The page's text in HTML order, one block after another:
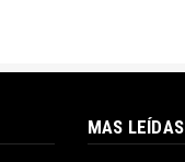
MAS LEÍDAS